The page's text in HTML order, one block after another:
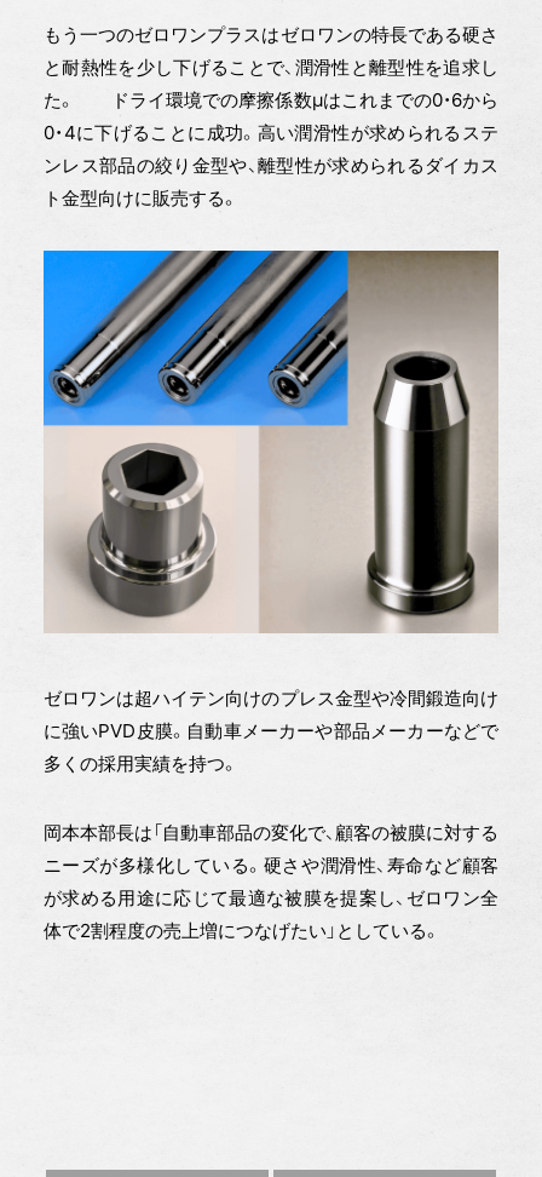
もう一つのゼロワンプラスはゼロワンの特長である硬さ
と耐熱性を少し下げることで、潤滑性と離型性を追求し
た。 ドライ環境での摩擦係数μはこれまでの0・6から
0・4に下げることに成功。高い潤滑性が求められるステ
ンレス部品の絞り金型や、離型性が求められるダイカス
ト金型向けに販売する。
ゼロワンは超ハイテン向けのプレス金型や冷間鍛造向け
に強いPVD皮膜。自動車メーカーや部品メーカーなどで
多くの採用実績を持つ。
岡本本部長は「自動車部品の変化で、顧客の被膜に対する
ニーズが多様化している。硬さや潤滑性、寿命など顧客
が求める用途に応じて最適な被膜を提案し、ゼロワン全
体で2割程度の売上増につなげたい」としている。